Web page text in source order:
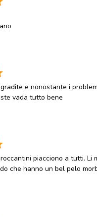
e nonostante i
vada tutto bene
piacciono a tutti. Li
che hanno un bel pelo